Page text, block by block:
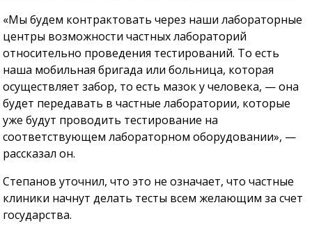
«Мы будем контрактовать через наши лабораторные
центры возможности частных лабораторий
относительно проведения тестирований. То есть
наша мобильная бригада или больница, которая
осуществляет забор, то есть мазок у человека, — она
будет передавать в частные лаборатории, которые
уже будут проводить тестирование на
соответствующем лабораторном оборудовании», —
рассказал он.
Степанов уточнил, что это не означает, что частные
клиники начнут делать тесты всем желающим за счет
государства.